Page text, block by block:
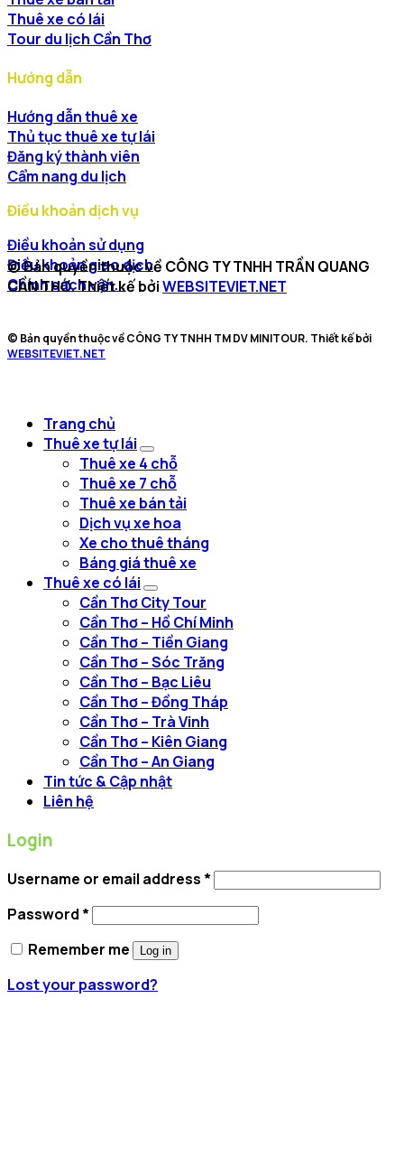
Thuê xe có lái
Tour du lịch Cần Thơ
Hướng dẫn
Hướng dẫn thuê xe
Thủ tục thuê xe tự lái
Đăng ký thành viên
Cẩm nang du lịch
Điều khoản dịch vụ
Điều khoản sử dụng
Điều khoản giao dịch
Chính sách vận...
© Bản quyền thuộc về CÔNG TY TNHH TRẦN QUANG
CẦN THƠ. Thiết kế bởiWEBSITEVIET.NET
© Bản quyền thuộc về CÔNG TY TNHH TM DV MINITOUR. Thiết kế bởi
WEBSITEVIET.NET
Trang chủ
Thuê xe tự lái
Thuê xe 4 chỗ
Thuê xe 7 chỗ
Thuê xe bán tải
Dịch vụ xe hoa
Xe cho thuê tháng
Báng giá thuê xe
Thuê xe có lái
Cần Thơ City Tour
Cần Thơ – Hồ Chí Minh
Cần Thơ – Tiền Giang
Cần Thơ – Sóc Trăng
Cần Thơ – Bạc Liêu
Cần Thơ – Đồng Tháp
Cần Thơ – Trà Vinh
Cần Thơ – Kiên Giang
Cần Thơ – An Giang
Tin tức & Cập nhật
Liên hệ
Login
Username or email address *
Password *
Remember me
Log in
Lost your password?